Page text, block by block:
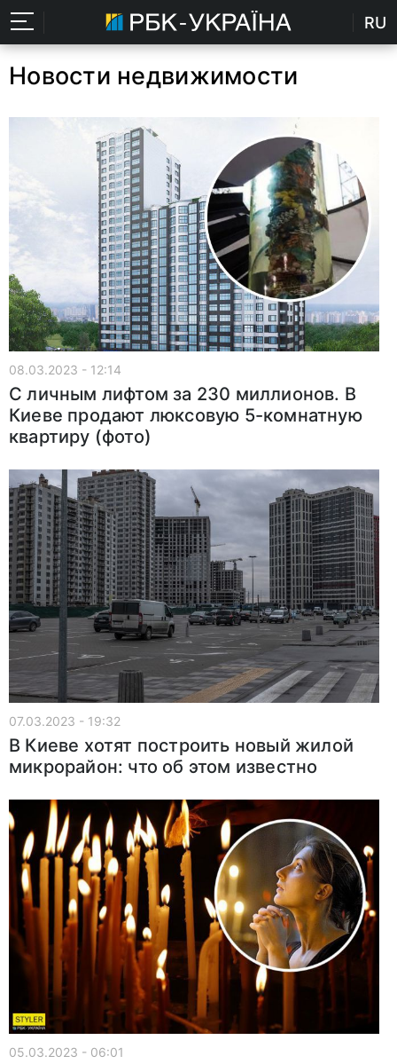
RU
Новости недвижимости
08.03.2023 - 12:14
С личным лифтом за 230 миллионов. В
Киеве продают люксовую 5-комнатную
квартиру (фото)
07.03.2023 - 19:32
В Киеве хотят построить новый жилой
микрорайон: что об этом известно
05.03.2023 - 06:01